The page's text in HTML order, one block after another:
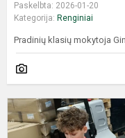
Paskelbta: 2026-01-20
Kategorija: Renginiai
Pradinių klasių mokytoja